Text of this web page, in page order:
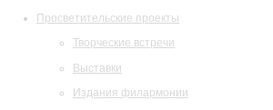
Просветительские проекты
Творческие встречи
Выставки
Издания филармонии